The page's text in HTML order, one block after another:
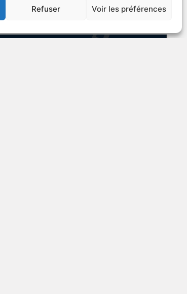
Refuser Voir les préférences